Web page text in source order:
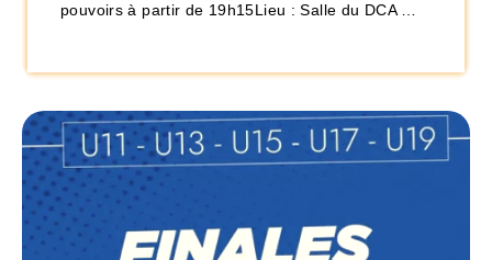
pouvoirs à partir de 19h15Lieu : Salle du DCA …